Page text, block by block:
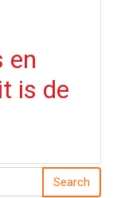
en
is de
Search